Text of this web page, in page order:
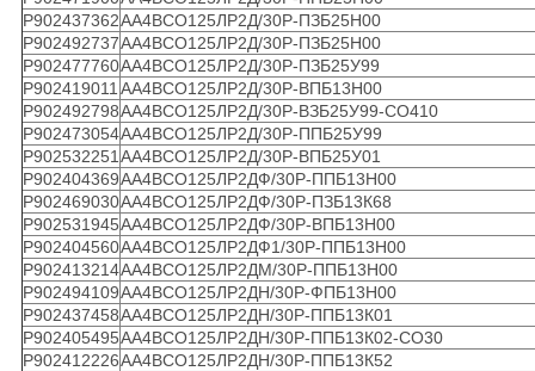
Р902437362АА4ВСО125ЛР2Д/30Р-ПЗБ25Н00
Р902492737АА4ВСО125ЛР2Д/30Р-ПЗБ25Н00
Р902477760АА4ВСО125ЛР2Д/30Р-ПЗБ25У99
Р902419011 АА4ВСО125ЛР2Д/30Р-ВПБ13Н00
Р902492798АА4ВСО125ЛР2Д/30Р-ВЗБ25У99-СО410
Р902473054АА4ВСО125ЛР2Д/30Р-ППБ25У99
Р902532251 АА4ВСО125ЛР2Д/30Р-ВПБ25У01
Р902404369АА4ВСО125ЛР2ДФ/30Р-ППБ13Н00
Р902469030АА4ВСО125ЛР2ДФ/30Р-ПЗБ13К68
Р902531945АА4ВСО125ЛР2ДФ/30Р-ВПБ13Н00
Р902404560АА4ВСО125ЛР2ДФ1/30Р-ППБ13Н00
Р902413214АА4ВСО125ЛР2ДМ/30Р-ППБ13Н00
Р902494109АА4ВСО125ЛР2ДН/30Р-ФПБ13Н00
Р902437458АА4ВСО125ЛР2ДН/30Р-ППБ13К01
Р902405495АА4ВСО125ЛР2ДН/30Р-ППБ13К02-СО30
Р902412226АА4ВСО125ЛР2ДН/30Р-ППБ13К52